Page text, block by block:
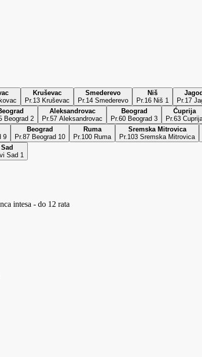
Kruševac
Pr.13 Kruševac
Smederevo
Pr.14 Smederevo
Niš
Pr.16 Niš 1
Pr.17
Beograd 2
Aleksandrovac
Pr.57 Aleksandrovac
Beograd
Pr.60 Beograd 3
Ćuprija
Pr.63
9
Beograd
Pr.87 Beograd 10
Ruma
Pr.100 Ruma
Sremska Mitrovica
Pr.103 Sremska Mitrovica
Sad 1
intesa - do 12 rata